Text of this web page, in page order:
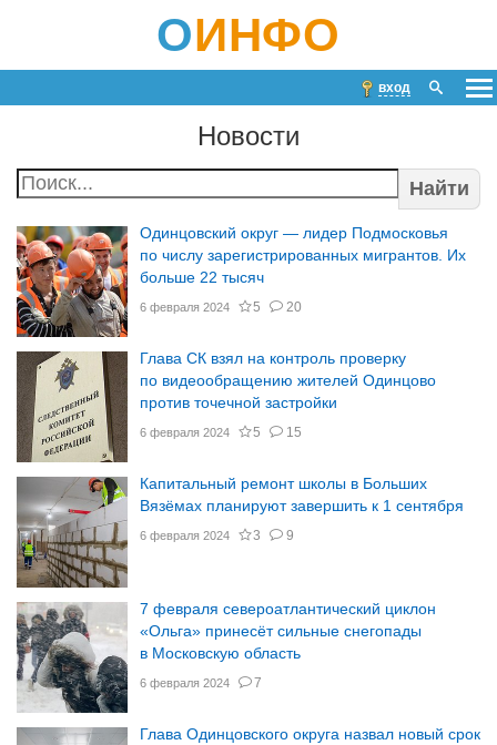
ОИНФО
вход
Новости
Найти
Одинцовский округ — лидер Подмосковья
по числу зарегистрированных мигрантов. Их
больше 22 тысяч
6 февраля 2024 5 20
Глава СК взял на контроль проверку
по видеообращению жителей Одинцово
против точечной застройки
6 февраля 2024 5 15
Капитальный ремонт школы в Больших
Вязёмах планируют завершить к 1 сентября
6 февраля 2024 3 9
7 февраля североатлантический циклон
«Ольга» принесёт сильные снегопады
в Московскую область
6 февраля 2024 7
Глава Одинцовского округа назвал новый срок